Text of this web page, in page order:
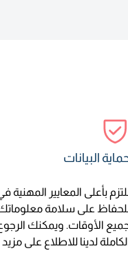
البيانات
بأعلى المعايير المهنية
على سلامة
الأوقات. ويمكنك
لدينا للاطلاع على